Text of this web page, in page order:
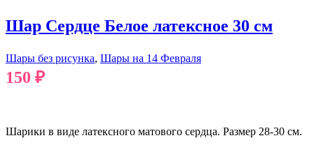
Шар Сердце Белое латексное 30 см
Шары без рисунка, Шары на 14 Февраля
150 ₽
Шарики в виде латексного матового сердца. Размер 28-30 см.